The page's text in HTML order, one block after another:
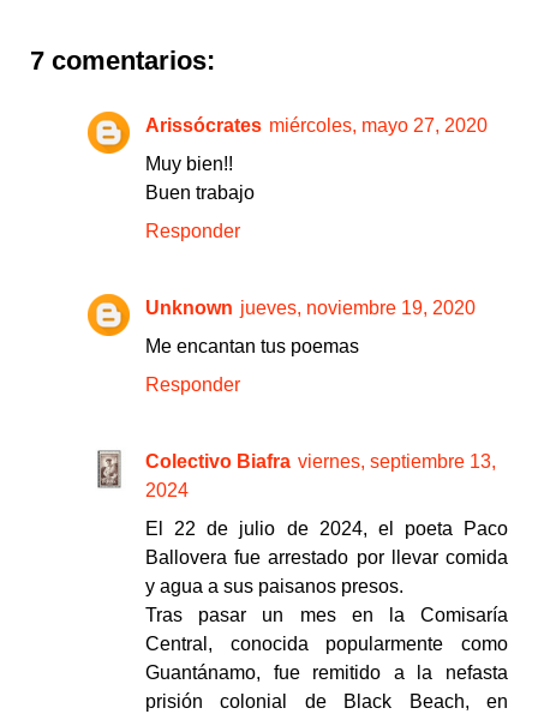
7 comentarios:
Arissócrates miércoles, mayo 27, 2020
Muy bien!!
Buen trabajo
Responder
Unknown jueves, noviembre 19, 2020
Me encantan tus poemas
Responder
Colectivo Biafra viernes, septiembre 13,
2024
El 22 de julio de 2024, el poeta Paco
Ballovera fue arrestado por llevar comida
y agua a sus paisanos presos.
Tras pasar un mes en la Comisaría
Central, conocida popularmente como
Guantánamo, fue remitido a la nefasta
prisión colonial de Black Beach, en